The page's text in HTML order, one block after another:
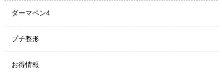
ダーマペン4
プチ整形
お得情報